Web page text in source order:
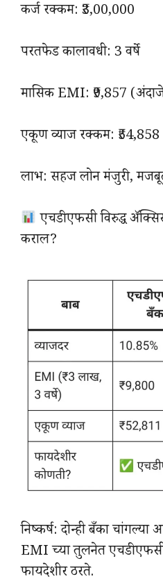
कर्ज रक्कम: ₹3,00,000
परतफेड कालावधी: 3 वर्षे
मासिक EMI: ₹9,857
एकूण व्याज रक्कम: ₹54,858
लाभ: सहज लोन मंजुरी,
एचडीएफसी विरुद्ध
कराल?
निष्कर्ष: दोन्ही बँका
EMI च्या तुलनेत
फायदेशीर ठरते.